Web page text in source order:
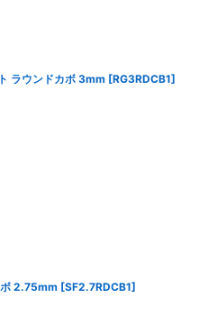
ラウンドカボ 3mm [RG3RDCB1]
ボ 2.75mm [SF2.7RDCB1]